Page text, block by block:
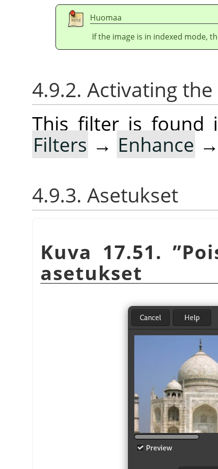
Huomaa
If the image is in indexed mode,
4.9.2. Activating
This filter is found
Filters → Enhance
4.9.3. Asetukset
Kuva 17.51. ”
asetukset